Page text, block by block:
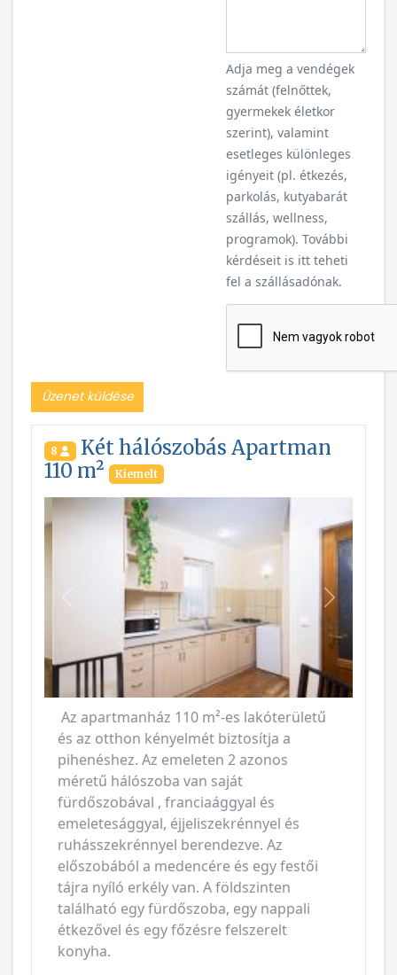
Adja meg a vendégek
számát (felnőttek,
gyermekek életkor
szerint), valamint
esetleges különleges
igényeit (pl. étkezés,
parkolás, kutyabarát
szállás, wellness,
programok). További
kérdéseit is itt teheti
fel a szállásadónak.
Üzenet küldése
8
Két hálószobás Apartman
110 m²
Kiemelt
Az apartmanház 110 m²-es lakóterületű
és az otthon kényelmét biztosítja a
pihenéshez. Az emeleten 2 azonos
méretű hálószoba van saját
fürdőszobával , franciaággyal és
emeletesággyal, éjjeliszekrénnyel és
ruhásszekrénnyel berendezve. Az
előszobából a medencére és egy festői
tájra nyíló erkély van. A földszinten
található egy fürdőszoba, egy nappali
étkezővel és egy főzésre felszerelt
konyha.